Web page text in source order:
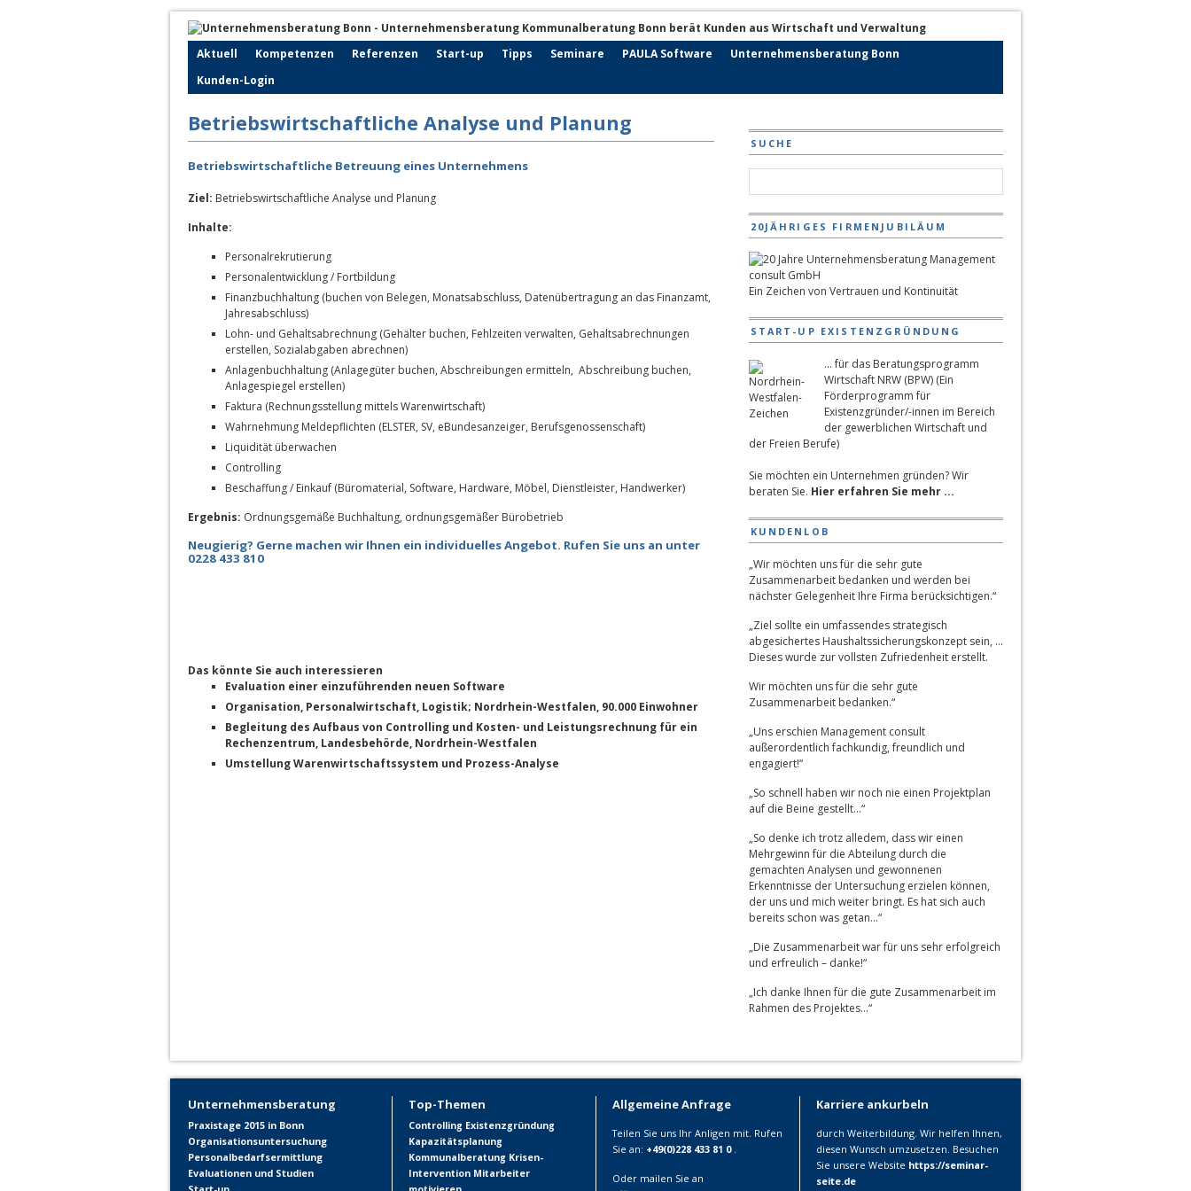
Aktuell Kompetenzen Referenzen Start-up Tipps Seminare PAULA Software
Unternehmensberatung Bonn
Kunden-Login
Betriebswirtschaftliche Analyse und Planung
Betriebswirtschaftliche Betreuung eines Unternehmens
Ziel: Betriebswirtschaftliche Analyse und Planung
Inhalte:
Personalrekrutierung
Personalentwicklung / Fortbildung
Finanzbuchhaltung (buchen von Belegen, Monatsabschluss, Datenübertragung an das Finanzamt,
Jahresabschluss)
Lohn- und Gehaltsabrechnung (Gehälter buchen, Fehlzeiten verwalten, Gehaltsabrechnungen
erstellen, Sozialabgaben abrechnen)
Anlagenbuchhaltung (Anlagegüter buchen, Abschreibungen ermitteln, Abschreibung buchen,
Anlagespiegel erstellen)
Faktura (Rechnungsstellung mittels Warenwirtschaft)
Wahrnehmung Meldepflichten (ELSTER, SV, eBundesanzeiger, Berufsgenossenschaft)
Liquidität überwachen
Controlling
Beschaffung / Einkauf (Büromaterial, Software, Hardware, Möbel, Dienstleister, Handwerker)
Ergebnis: Ordnungsgemäße Buchhaltung, ordnungsgemäßer Bürobetrieb
Neugierig? Gerne machen wir Ihnen ein individuelles Angebot. Rufen Sie uns an unter
0228 433 810
Das könnte Sie auch interessieren
Evaluation einer einzuführenden neuen Software
Organisation, Personalwirtschaft, Logistik; Nordrhein-Westfalen, 90.000 Einwohner
Begleitung des Aufbaus von Controlling und Kosten- und Leistungsrechnung für ein
Rechenzentrum, Landesbehörde, Nordrhein-Westfalen
Umstellung Warenwirtschaftssystem und Prozess-Analyse
SUCHE
20JÄHRIGES FIRMENJUBILÄUM
Ein Zeichen von Vertrauen und Kontinuität
START-UP EXISTENZGRÜNDUNG
... für das Beratungsprogramm
Wirtschaft NRW (BPW) (Ein
Förderprogramm für
Existenzgründer/-innen im Bereich
der gewerblichen Wirtschaft und
der Freien Berufe)
Sie möchten ein Unternehmen gründen? Wir
beraten Sie. Hier erfahren Sie mehr ...
KUNDENLOB
„Wir möchten uns für die sehr gute
Zusammenarbeit bedanken und werden bei
nächster Gelegenheit Ihre Firma berücksichtigen.“
„Ziel sollte ein umfassendes strategisch
abgesichertes Haushaltssicherungskonzept sein, …
Dieses wurde zur vollsten Zufriedenheit erstellt.
Wir möchten uns für die sehr gute
Zusammenarbeit bedanken.“
„Uns erschien Management consult
außerordentlich fachkundig, freundlich und
engagiert!“
„So schnell haben wir noch nie einen Projektplan
auf die Beine gestellt…“
„So denke ich trotz alledem, dass wir einen
Mehrgewinn für die Abteilung durch die
gemachten Analysen und gewonnenen
Erkenntnisse der Untersuchung erzielen können,
der uns und mich weiter bringt. Es hat sich auch
bereits schon was getan…“
„Die Zusammenarbeit war für uns sehr erfolgreich
und erfreulich – danke!“
„Ich danke Ihnen für die gute Zusammenarbeit im
Rahmen des Projektes…“
Unternehmensberatung
Praxistage 2015 in Bonn
Organisationsuntersuchung
Personalbedarfsermittlung
Evaluationen und Studien
Top-Themen
Controlling Existenzgründung
Kapazitätsplanung
Kommunalberatung Krisen-
Intervention Mitarbeiter
Allgemeine Anfrage
Teilen Sie uns Ihr Anligen mit. Rufen
Sie an: +49(0)228 433 81 0 .
Oder mailen Sie an
Karriere ankurbeln
durch Weiterbildung. Wir helfen Ihnen,
diesen Wunsch umzusetzen. Besuchen
Sie unsere Website https://seminar-
seite.de